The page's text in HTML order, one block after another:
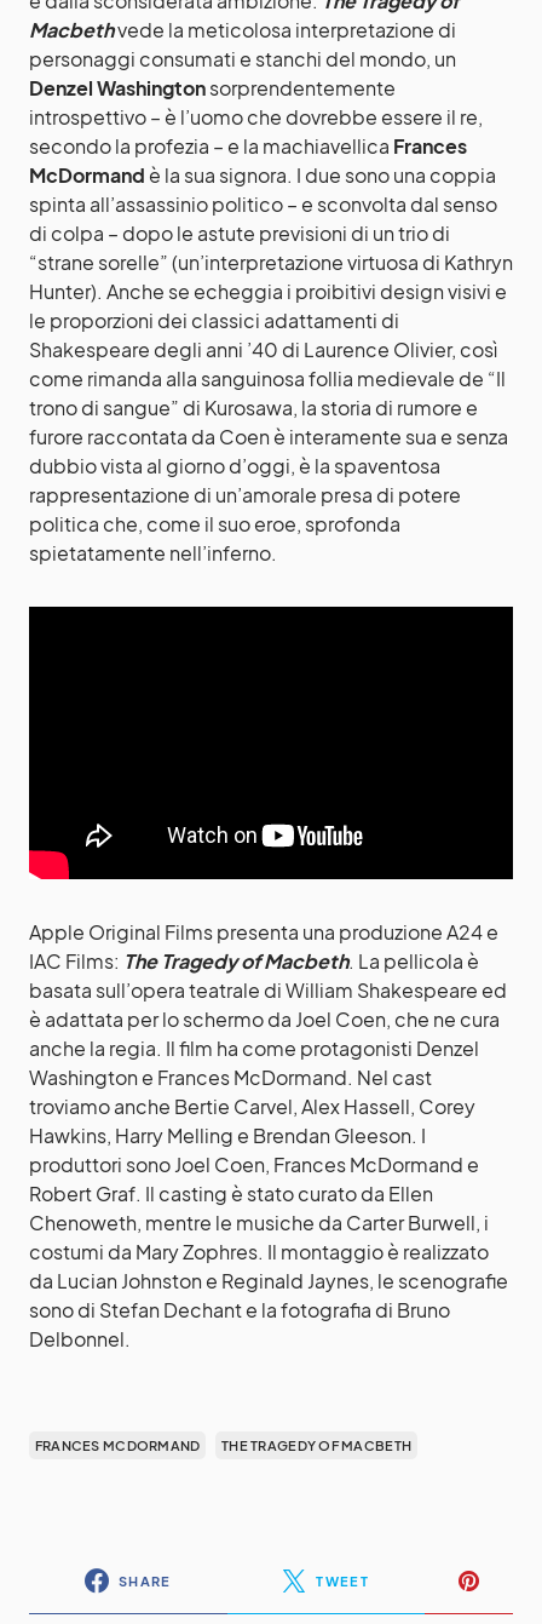
Macbethvede la meticolosa interpretazione di
personaggi consumati e stanchi del mondo, un
Denzel Washingtonsorprendentemente
introspettivo – è l’uomo che dovrebbe essere il re,
secondo la profezia – e la machiavellica Frances
McDormand è la sua signora. I due sono una coppia
spinta all’assassinio politico – e sconvolta dal senso
di colpa – dopo le astute previsioni di un trio di
“strane sorelle” (un’interpretazione virtuosa di Kathryn
Hunter). Anche se echeggia i proibitivi design visivi e
le proporzioni dei classici adattamenti di
Shakespeare degli anni ’40 di Laurence Olivier, così
come rimanda alla sanguinosa follia medievale de “Il
trono di sangue” di Kurosawa, la storia di rumore e
furore raccontata da Coen è interamente sua e senza
dubbio vista al giorno d’oggi, è la spaventosa
rappresentazione di un’amorale presa di potere
politica che, come il suo eroe, sprofonda
spietatamente nell’inferno.
Apple Original Films presenta una produzione A24 e
IAC Films: The Tragedy of Macbeth. La pellicola è
basata sull’opera teatrale di William Shakespeare ed
è adattata per lo schermo da Joel Coen, che ne cura
anche la regia. Il film ha come protagonisti Denzel
Washington e Frances McDormand. Nel cast
troviamo anche Bertie Carvel, Alex Hassell, Corey
Hawkins, Harry Melling e Brendan Gleeson. I
produttori sono Joel Coen, Frances McDormand e
Robert Graf. Il casting è stato curato da Ellen
Chenoweth, mentre le musiche da Carter Burwell, i
costumi da Mary Zophres. Il montaggio è realizzato
da Lucian Johnston e Reginald Jaynes, le scenografie
sono di Stefan Dechant e la fotografia di Bruno
Delbonnel.
FRANCES MCDORMAND THE TRAGEDY OF MACBETH
SHARE TWEET